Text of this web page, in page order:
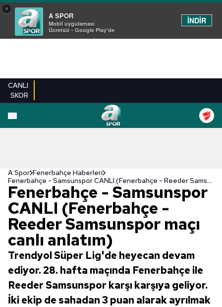
×
A SPOR
Mobil uygulaması
Ücretsiz - Google Play'de
İNDİR
CANLI
SKOR
A Spor Fenerbahçe Haberleri
Fenerbahçe - Samsunspor CANLI (Fenerbahçe - Reeder Samsunspor maçı canlı anlatım)
Fenerbahçe - Samsunspor
CANLI (Fenerbahçe -
Reeder Samsunspor maçı
canlı anlatım)
Trendyol Süper Lig'de heyecan devam
ediyor. 28. hafta maçında Fenerbahçe ile
Reeder Samsunspor karşı karşıya geliyor.
İki ekip de sahadan 3 puan alarak ayrılmak